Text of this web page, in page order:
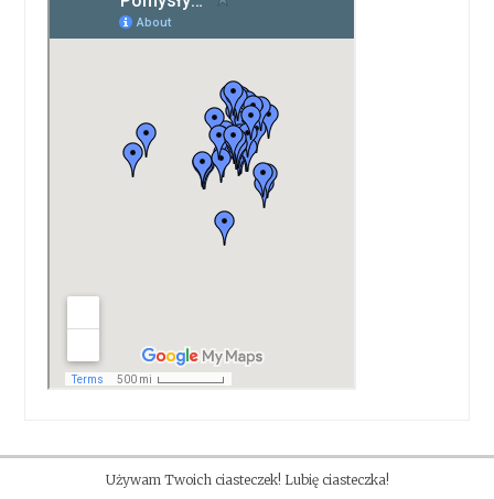
Używam Twoich ciasteczek! Lubię ciasteczka!